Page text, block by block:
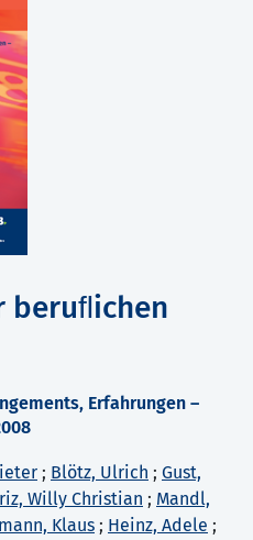
beruﬂichen
Erfahrungen –
; Blötz, Ulrich ; Gust,
Willy Christian ; Mandl,
Klaus ; Heinz, Adele ;